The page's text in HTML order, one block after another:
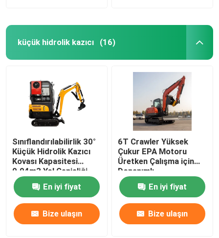
küçük hidrolik kazıcı (16)
Sınıflandırılabilirlik 30°
Küçük Hidrolik Kazıcı
Kovası Kapasitesi
0.04m3 Yol Genişliği
180mm
En iyi fiyat
Bize ulaşın
6T Crawler Yüksek
Çukur EPA Motoru
Üretken Çalışma için
Donanımlı
En iyi fiyat
Bize ulaşın